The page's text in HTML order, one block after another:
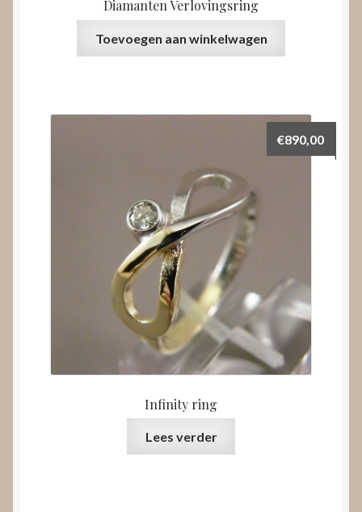
Diamanten Verlovingsring
Toevoegen aan winkelwagen
Infinity ring
€890,00
Lees verder